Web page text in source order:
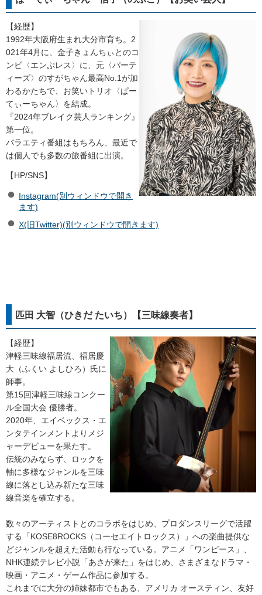
【経歴】
1992年大阪府生まれ大分市育ち。2
021年4月に、金子きょんちぃとのコ
ンビ〈エンぷレス〉に、元〈パーテ
ィーズ〉のすがちゃん最高No.1が加
わるかたちで、お笑いトリオ〈ぱー
てぃーちゃん〉を結成。
『2024年ブレイク芸人ランキング』
第一位。
バラエティ番組はもちろん、最近で
は個人でも多数の旅番組に出演。
【HP/SNS】
Instagram(別ウィンドウで開き
ます)
X(旧Twitter)(別ウィンドウで開きます)
匹田 大智（ひきだ たいち）【三味線奏者】
【経歴】
津軽三味線福居流、福居慶
大（ふくい よしひろ）氏に
師事。
第15回津軽三味線コンクー
ル全国大会 優勝者。
2020年、エイベックス・エ
ンタテインメントよりメジ
ャーデビューを果たす。
伝統のみならず、ロックを
軸に多様なジャンルを三味
線に落とし込み新たな三味
線音楽を確立する。
数々のアーティストとのコラボをはじめ、プロダンスリーグで活躍
する「KOSE8ROCKS（コーセエイトロックス）」への楽曲提供な
どジャンルを超えた活動も行なっている。アニメ「ワンピース」、
NHK連続テレビ小説「あさが来た」をはじめ、さまざまなドラマ・
映画・アニメ・ゲーム作品に参加する。
これまでに大分の姉妹都市でもある、アメリカ オースティン、友好